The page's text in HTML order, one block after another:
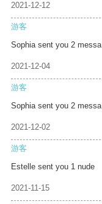
2021-12-12
游客
Sophia sent you 2 messa
2021-12-04
游客
Sophia sent you 2 messa
2021-12-02
游客
Estelle sent you 1 nude
2021-11-15